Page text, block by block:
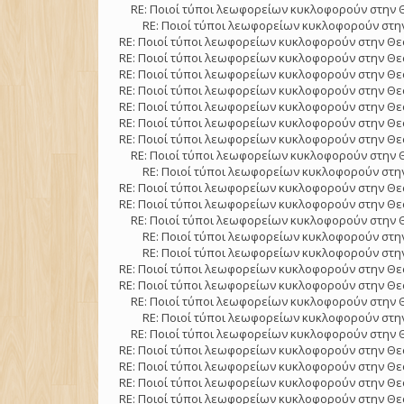
RE: Ποιοί τύποι λεωφορείων κυκλοφορούν στην
RE: Ποιοί τύποι λεωφορείων κυκλοφορούν
RE: Ποιοί τύποι λεωφορείων κυκλοφορούν στην
RE: Ποιοί τύποι λεωφορείων κυκλοφορούν στην
RE: Ποιοί τύποι λεωφορείων κυκλοφορούν στην
RE: Ποιοί τύποι λεωφορείων κυκλοφορούν στην
RE: Ποιοί τύποι λεωφορείων κυκλοφορούν στην
RE: Ποιοί τύποι λεωφορείων κυκλοφορούν στην
RE: Ποιοί τύποι λεωφορείων κυκλοφορούν στην
RE: Ποιοί τύποι λεωφορείων κυκλοφορούν στην
RE: Ποιοί τύποι λεωφορείων κυκλοφορούν
RE: Ποιοί τύποι λεωφορείων κυκλοφορούν στην
RE: Ποιοί τύποι λεωφορείων κυκλοφορούν στην
RE: Ποιοί τύποι λεωφορείων κυκλοφορούν στην
RE: Ποιοί τύποι λεωφορείων κυκλοφορούν
RE: Ποιοί τύποι λεωφορείων κυκλοφορούν
RE: Ποιοί τύποι λεωφορείων κυκλοφορούν στην
RE: Ποιοί τύποι λεωφορείων κυκλοφορούν στην
RE: Ποιοί τύποι λεωφορείων κυκλοφορούν στην
RE: Ποιοί τύποι λεωφορείων κυκλοφορούν
RE: Ποιοί τύποι λεωφορείων κυκλοφορούν στην
RE: Ποιοί τύποι λεωφορείων κυκλοφορούν στην
RE: Ποιοί τύποι λεωφορείων κυκλοφορούν στην
RE: Ποιοί τύποι λεωφορείων κυκλοφορούν στην
RE: Ποιοί τύποι λεωφορείων κυκλοφορούν στην